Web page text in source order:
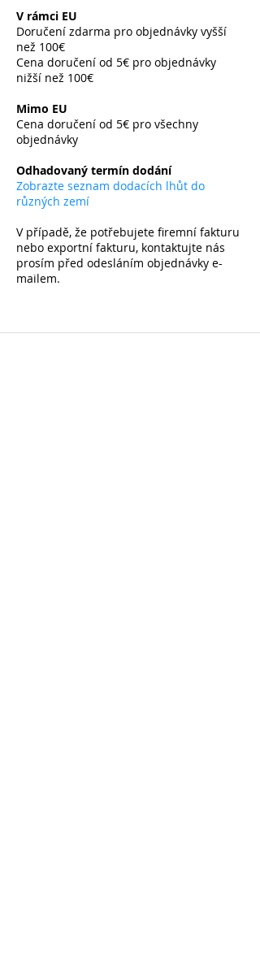
V rámci EU
Doručení zdarma pro objednávky vyšší
než 100€
Cena doručení od 5€ pro objednávky
nižší než 100€
Mimo EU
Cena doručení od 5€ pro všechny
objednávky
Odhadovaný termín dodání
Zobrazte seznam dodacích lhůt do
různých zemí
V případě, že potřebujete firemní fakturu
nebo exportní fakturu, kontaktujte nás
prosím před odesláním objednávky e-
mailem.